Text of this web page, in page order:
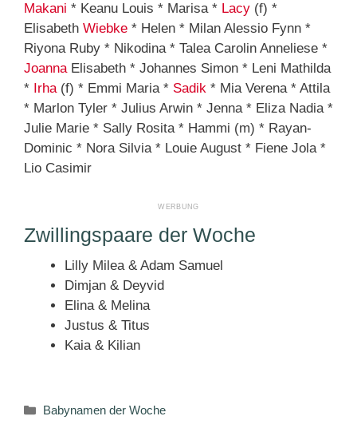
Makani * Keanu Louis * Marisa * Lacy (f) *
Elisabeth Wiebke * Helen * Milan Alessio Fynn *
Riyona Ruby * Nikodina * Talea Carolin Anneliese *
JoannaElisabeth * Johannes Simon * Leni Mathilda
* Irha(f) * Emmi Maria * Sadik * Mia Verena * Attila
* Marlon Tyler * Julius Arwin * Jenna * Eliza Nadia *
Julie Marie * Sally Rosita * Hammi (m) * Rayan-
Dominic * Nora Silvia * Louie August * Fiene Jola *
Lio Casimir
Zwillingspaare der Woche
Lilly Milea & Adam Samuel
Dimjan & Deyvid
Elina & Melina
Justus & Titus
Kaia & Kilian
Kategorien
Babynamen der Woche